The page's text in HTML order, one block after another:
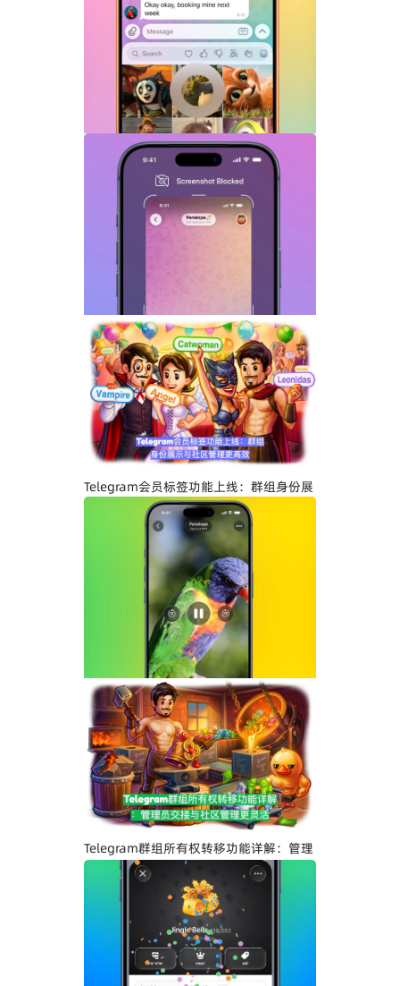
Telegram机器人流式响应功能详解：AI回
复实时生成体验升级
Telegram GIF标题功能上线：动态图也能
添加文字说明与表情内容
Telegram关闭私聊分享功能详解：增强聊
天隐私与内容保护
Telegram会员标签功能上线：群组身份展
示与社区管理更高效
Telegram界面全面升级：安卓版全新设
计、iOS Liquid Glass优化与操作体验提
升
Telegram群组所有权转移功能详解：管理
员交接与社区管理更灵活